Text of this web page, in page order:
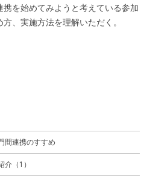
を始めてみようと考えている参加
、実施方法を理解いただく。
間連携のすすめ
介（1）